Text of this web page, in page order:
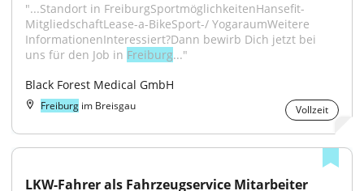
"...Standort in FreiburgSportmöglichkeitenHansefit-
MitgliedschaftLease-a-BikeSport-/ YogaraumWeitere
InformationenInteressiert?Dann bewirb Dich jetzt bei
uns für den Job in Freiburg..."
Black Forest Medical GmbH
Freiburg im Breisgau Vollzeit
LKW-Fahrer als Fahrzeugservice Mitarbeiter